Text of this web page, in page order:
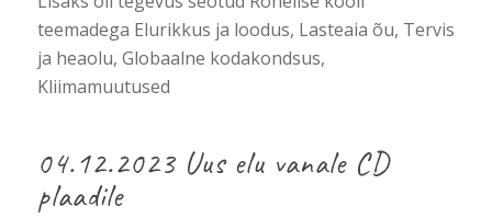
teemadega Elurikkus ja loodus, Lasteaia õu, Tervis
ja heaolu, Globaalne kodakondsus,
Kliimamuutused
04.12.2023 Uus elu vanale CD
plaadile